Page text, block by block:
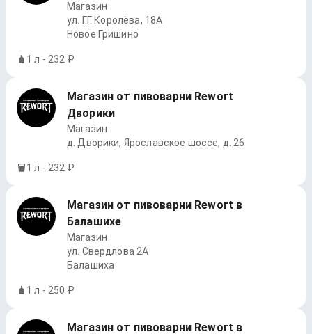
Магазин
ул. Г.Г. Королёва, 18А
Новое Гришино
1 л - 232 ₽
Магазин от пивоварни Rewort
Дворики
Магазин
д. Дворики, Ярославское шоссе, д. 26
1 л - 232 ₽
Магазин от пивоварни Rewort в
Балашихе
Магазин
ул. Свердлова 2А
Балашиха
1 л - 250 ₽
Магазин от пивоварни Rewort в